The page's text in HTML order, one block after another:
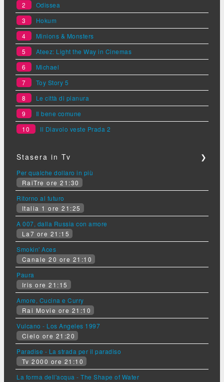
2
Odissea
3
Hokum
4
Minions & Monsters
5
Ateez: Light the Way in Cinemas
6
Michael
7
Toy Story 5
8
Le città di pianura
9
Il bene comune
10
Il Diavolo veste Prada 2
Stasera in Tv ❯
Per qualche dollaro in più
RaiTre ore 21:30
Ritorno al futuro
Italia 1 ore 21:25
A 007, dalla Russia con amore
La7 ore 21:15
Smokin' Aces
Canale 20 ore 21:10
Paura
Iris ore 21:15
Amore, Cucina e Curry
Rai Movie ore 21:10
Vulcano - Los Angeles 1997
Cielo ore 21:20
Paradise - La strada per il paradiso
Tv 2000 ore 21:10
La forma dell'acqua - The Shape of Water